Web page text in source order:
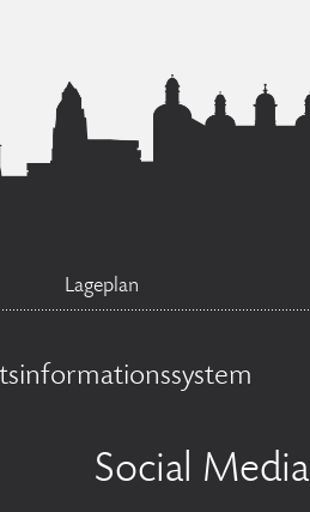
Lageplan
Social Media